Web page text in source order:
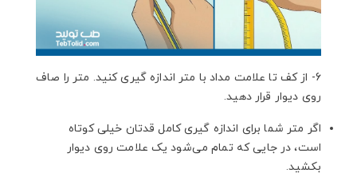
6- از کف تا علامت مداد با متر اندازه گیری کنید. متر را صاف
روی دیوار قرار دهید.
اگر متر شما برای اندازه گیری کامل قدتان خیلی کوتاه
است، در جایی که تمام می‌شود یک علامت روی دیوار
بکشید.